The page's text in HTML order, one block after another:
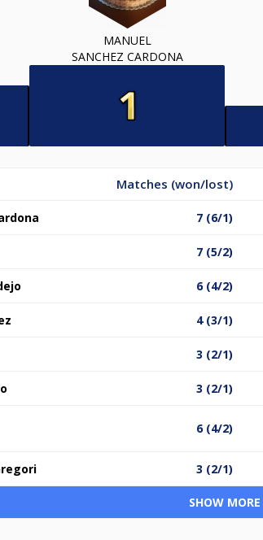
MANUEL
SANCHEZ CARDONA
Matches (won/lost)
7 (6/1)
7 (5/2)
6 (4/2)
4 (3/1)
3 (2/1)
3 (2/1)
6 (4/2)
3 (2/1)
SHOW MORE